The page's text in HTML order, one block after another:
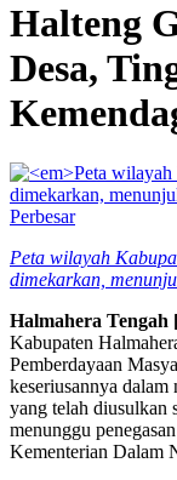
Halteng
Desa,
Perbesar
Peta wilayah
dimekarkan,
Halmahera
Kabupaten
Pemberdayaan
keseriusannya dalam
yang telah diusulkan
menunggu
Kementerian Dalam